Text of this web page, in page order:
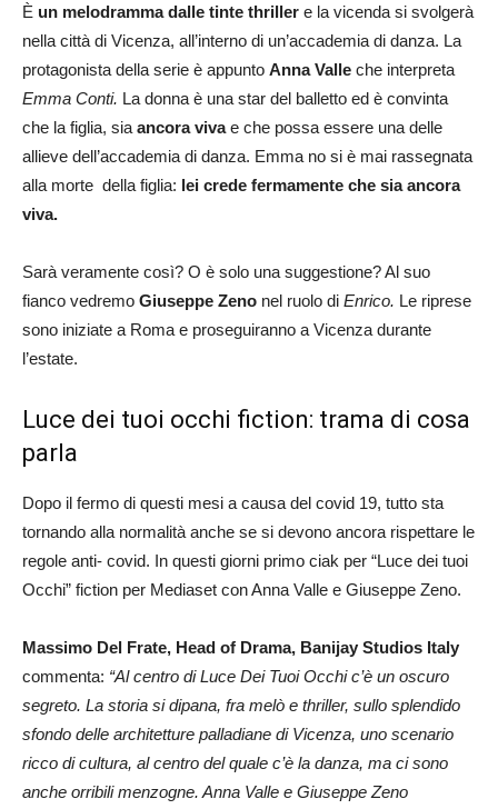
È un melodramma dalle tinte thriller e la vicenda si svolgerà
nella città di Vicenza, all’interno di un’accademia di danza. La
protagonista della serie è appunto Anna Valle che interpreta
Emma Conti. La donna è una star del balletto ed è convinta
che la figlia, sia ancora vivae che possa essere una delle
allieve dell’accademia di danza. Emma no si è mai rassegnata
alla morte della figlia: lei crede fermamente che sia ancora
viva.
Sarà veramente così? O è solo una suggestione? Al suo
fianco vedremo Giuseppe Zeno nel ruolo di Enrico. Le riprese
sono iniziate a Roma e proseguiranno a Vicenza durante
l’estate.
Luce dei tuoi occhi fiction: trama di cosa
parla
Dopo il fermo di questi mesi a causa del covid 19, tutto sta
tornando alla normalità anche se si devono ancora rispettare le
regole anti- covid. In questi giorni primo ciak per “Luce dei tuoi
Occhi” fiction per Mediaset con Anna Valle e Giuseppe Zeno.
Massimo Del Frate, Head of Drama, Banijay Studios Italy
commenta: “Al centro di Luce Dei Tuoi Occhi c’è un oscuro
segreto. La storia si dipana, fra melò e thriller, sullo splendido
sfondo delle architetture palladiane di Vicenza, uno scenario
ricco di cultura, al centro del quale c’è la danza, ma ci sono
anche orribili menzogne. Anna Valle e Giuseppe Zeno